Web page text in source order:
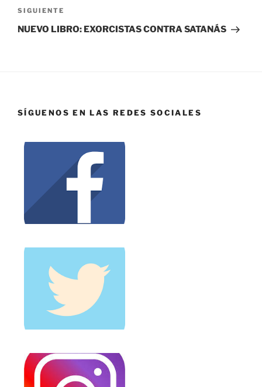
SIGUIENTE
NUEVO LIBRO: EXORCISTAS CONTRA SATANÁS
SÍGUENOS EN LAS REDES SOCIALES